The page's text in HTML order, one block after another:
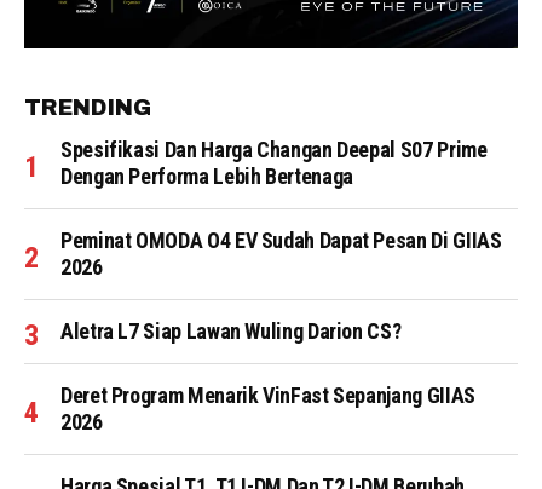
TRENDING
Spesifikasi Dan Harga Changan Deepal S07 Prime
Dengan Performa Lebih Bertenaga
Peminat OMODA O4 EV Sudah Dapat Pesan Di GIIAS
2026
Aletra L7 Siap Lawan Wuling Darion CS?
Deret Program Menarik VinFast Sepanjang GIIAS
2026